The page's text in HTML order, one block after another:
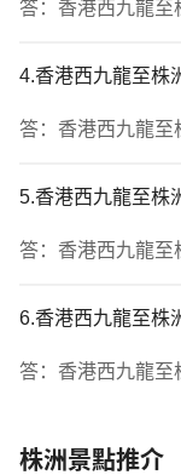
答：香港西九龍至
4.香港西九龍至株
答：香港西九龍至
5.香港西九龍至株
答：香港西九龍至
6.香港西九龍至株
答：香港西九龍至
株洲景點推介